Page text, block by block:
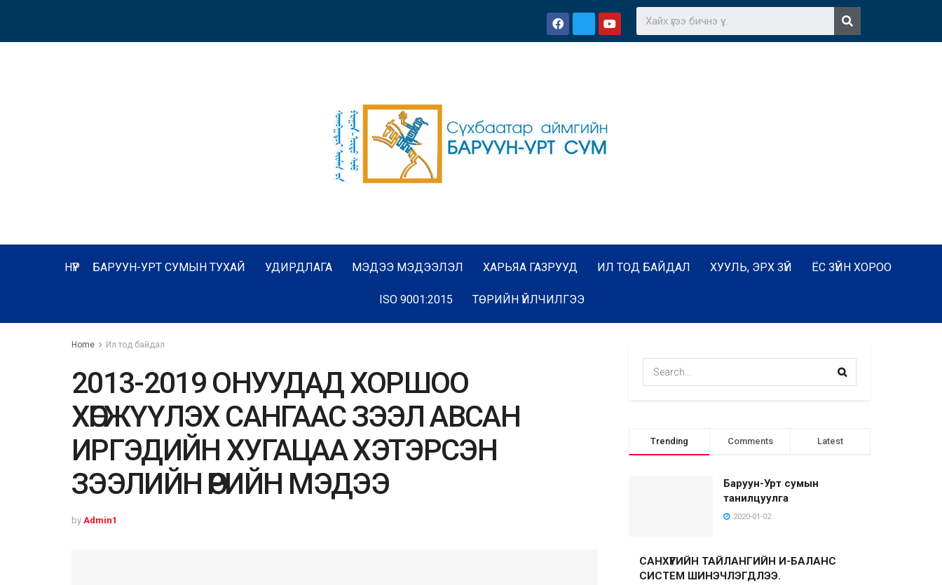
НҮҮР БАРУУН-УРТ СУМЫН ТУХАЙ УДИРДЛАГА МЭДЭЭ МЭДЭЭЛЭЛ ХАРЬЯА ГАЗРУУД ИЛ ТОД БАЙДАЛ ХУУЛЬ, ЭРХ ЗҮЙ ЁС ЗҮЙН ХОРОО
ISO 9001:2015 ТӨРИЙН ҮЙЛЧИЛГЭЭ
Home Ил тод байдал
2013-2019 ОНУУДАД ХОРШОО
ХӨГЖҮҮЛЭХ САНГААС ЗЭЭЛ АВСАН
ИРГЭДИЙН ХУГАЦАА ХЭТЭРСЭН
ЗЭЭЛИЙН ӨРИЙН МЭДЭЭ
by Admin1
Trending Comments Latest
Баруун-Урт сумын
танилцуулга
2020-01-02
САНХҮҮГИЙН ТАЙЛАНГИЙН И-БАЛАНС
СИСТЕМ ШИНЭЧЛЭГДЛЭЭ.